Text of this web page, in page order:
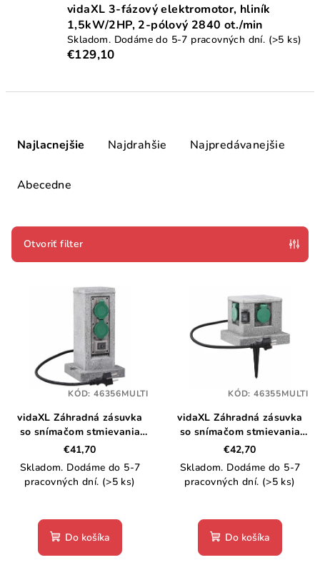
vidaXL 3-fázový elektromotor, hliník
1,5kW/2HP, 2-pólový 2840 ot./min
Skladom. Dodáme do 5-7 pracovných dní. (>5 ks)
€129,10
p
Najlacnejšie Najdrahšie Najpredávanejšie
Abecedne
Otvoriť filter
vidaXL Záhradná zásuvka
so snímačom stmievania
plastová stĺpová
€41,70
Skladom. Dodáme do 5-7
pracovných dní. (>5 ks)
Do košíka
KÓD: 46356MULTI
vidaXL Záhradná zásuvka
so snímačom stmievania
plastová
€42,70
Skladom. Dodáme do 5-7
pracovných dní. (>5 ks)
Do košíka
KÓD: 46355MULTI